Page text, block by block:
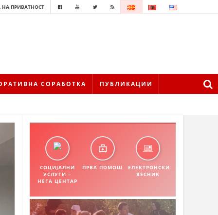
ПРИВАТНОСТ
СОРАБОТКА ПУБЛИКАЦИИ
СОЦИЈАЛНИ
УСЛУГИ –
НЕГА ЦЕНТАР
ПРВА ПОМОШ
ЕЛЕКТРОНСКИ
ВЕСНИК